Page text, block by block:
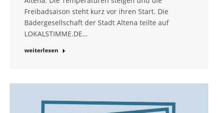
Freibadsaison steht kurz vor ihren Start. Die
Bädergesellschaft der Stadt Altena teilte auf
LOKALSTIMME.DE…
weiterlesen